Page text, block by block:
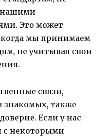
нашими
Это может
мы принимаем
не учитывая свои
связи,
знакомых, также
Если у нас
с некоторыми